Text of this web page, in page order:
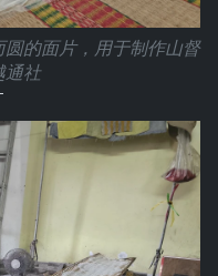
的面片，用于制作山督
通社